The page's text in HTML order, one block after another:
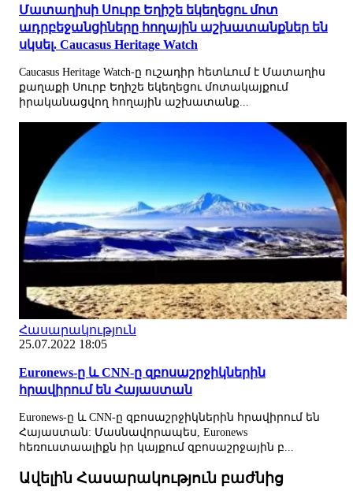
Մատաղիսի Սուրբ Եղիշե եկեղեցու մոտ
ադրբեջանցիները հողային աշխատանքներ են
սկսել. Caucasus Heritage Watch
Caucasus Heritage Watch-ը ուշադիր հետևում է Մատաղիս
քաղաքի Սուրբ Եղիշե եկեղեցու մոտակայքում
իրականացվող հողային աշխատանք...
Հասարակություն
25.07.2022 18:05
Euronews-ը և CNN-ը զբոսաշրջիկներին
հրավիրում են Հայաստան
Euronews-ը և CNN-ը զբոսաշրջիկներին հրավիրում են
Հայաստան: Մասնավորապես, Euronews
հեռուստաալիքն իր կայքում զբոսաշրջային բ...
Ավելին Հասարակություն բաժնից